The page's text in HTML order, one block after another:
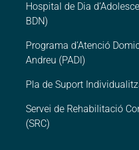
Hospital de Dia
BDN)
Programa d’Atenció
Andreu (PADI)
Pla de Suport
Servei de Rehabilitació
(SRC)